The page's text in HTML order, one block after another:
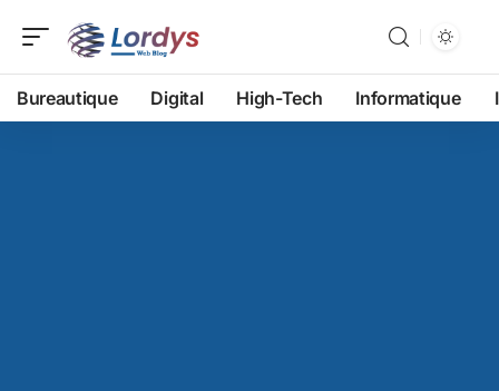
Bureautique Digital High-Tech Informatique